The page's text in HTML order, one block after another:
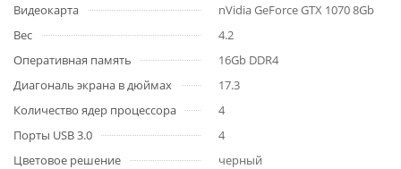
Видеокарта
nVidia GeForce GTX 1070 8Gb
Вес
4.2
Оперативная память
16Gb DDR4
Диагональ экрана в дюймах
17.3
Количество ядер процессора
4
Порты USB 3.0
4
Цветовое решение
черный